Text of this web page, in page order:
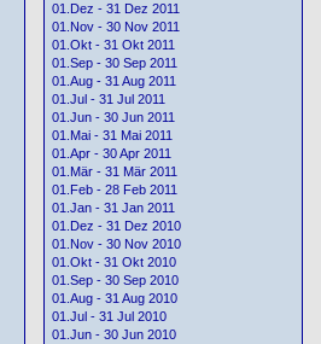
01.Dez - 31 Dez 2011
01.Nov - 30 Nov 2011
01.Okt - 31 Okt 2011
01.Sep - 30 Sep 2011
01.Aug - 31 Aug 2011
01.Jul - 31 Jul 2011
01.Jun - 30 Jun 2011
01.Mai - 31 Mai 2011
01.Apr - 30 Apr 2011
01.Mär - 31 Mär 2011
01.Feb - 28 Feb 2011
01.Jan - 31 Jan 2011
01.Dez - 31 Dez 2010
01.Nov - 30 Nov 2010
01.Okt - 31 Okt 2010
01.Sep - 30 Sep 2010
01.Aug - 31 Aug 2010
01.Jul - 31 Jul 2010
01.Jun - 30 Jun 2010